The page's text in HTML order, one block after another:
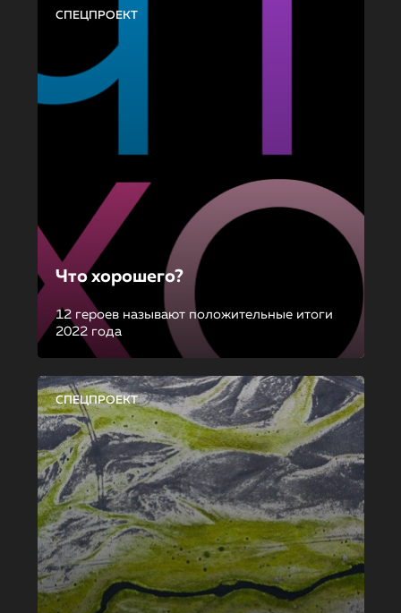
СПЕЦПРОЕКТ
Что хорошего?
12 героев называют положительные итоги
2022 года
СПЕЦПРОЕКТ